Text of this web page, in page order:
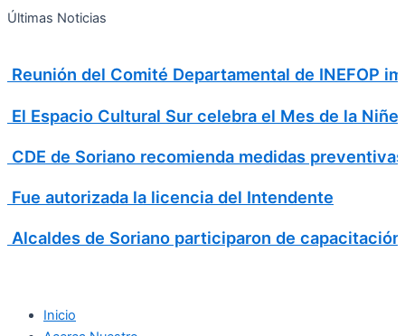
Ir
Últimas Noticias
Reunión del Comité Departamental de INEFOP
El Espacio Cultural Sur celebra el Mes de la
CDE de Soriano recomienda medidas
Fue autorizada la licencia del Intendente
Alcaldes de Soriano participaron de
Inicio
Search